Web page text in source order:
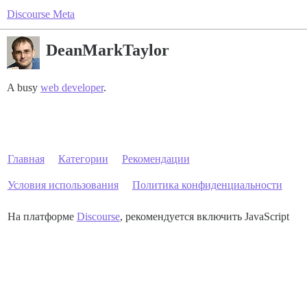
Discourse Meta
DeanMarkTaylor
A busy web developer.
Главная Категории Рекомендации
Условия использования Политика конфиденциальности
На платформе Discourse, рекомендуется включить JavaScript